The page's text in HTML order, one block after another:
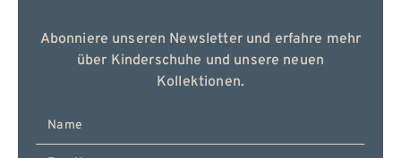
Abonniere unseren Newsletter und erfahre mehr
über Kinderschuhe und unsere neuen
Kollektionen.
hier